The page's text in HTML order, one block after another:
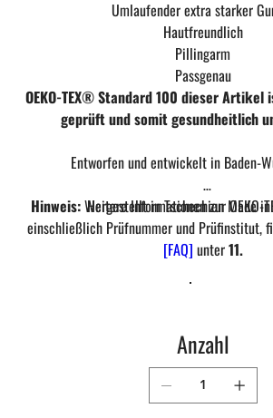
Umlaufender extra starker
Hautfreundlich
Pillingarm
Passgenau
OEKO-TEX® Standard 100 dieser Artikel
geprüft und somit gesundheitlich
Entworfen und entwickelt in Baden-
Hergestellt in Tschechien Made
Hinweis:Weitere Informationen zur
einschließlich Prüfnummer und Prüfinstitut,
[FAQ] unter11.
Anzahl